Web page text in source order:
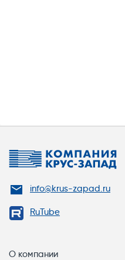
info@krus-zapad.ru
RuTube
О компании